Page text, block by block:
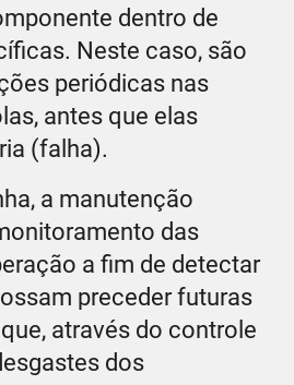
dentro de
Neste caso, são
periódicas nas
antes que elas
(falha).
a manutenção
das
a fim de detectar
preceder futuras
através do controle
dos